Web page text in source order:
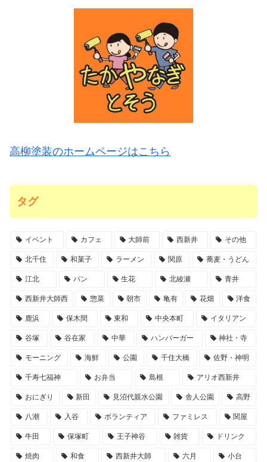
高柳塗装のホームページはこちら
タグ
イベント カフェ 大師前 西新井 その他
北千住 和菓子 ラーメン 関原 蕎麦・うどん
江北 パン 生花 北綾瀬 青井
西新井大師西 惣菜 朝市 亀有 花畑 洋食
鹿浜 保木間 東和 中央本町 イタリアン
谷塚 谷在家 中華 ハンバーガー 神社・寺
モーニング 海鮮 公園 千住大橋 佐野・神明
千寿七福神 お弁当 島根 アリオ西新井
おにぎり 新田 見沼代親水公園 舎人公園 高野
八潮 入谷 ボランティア ファミレス 関屋
牛田 保塚町 王子神谷 雑貨 ドリンク
焼肉 和食 西新井大師 六月 小台